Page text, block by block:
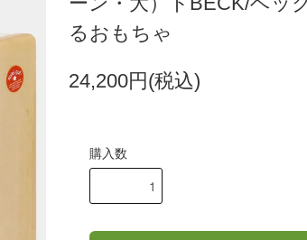
るおもちゃ
24,200円(税込)
購入数